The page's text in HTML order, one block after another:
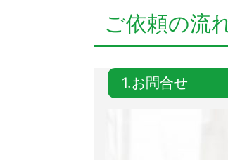
ご依頼の流
1.お問合せ